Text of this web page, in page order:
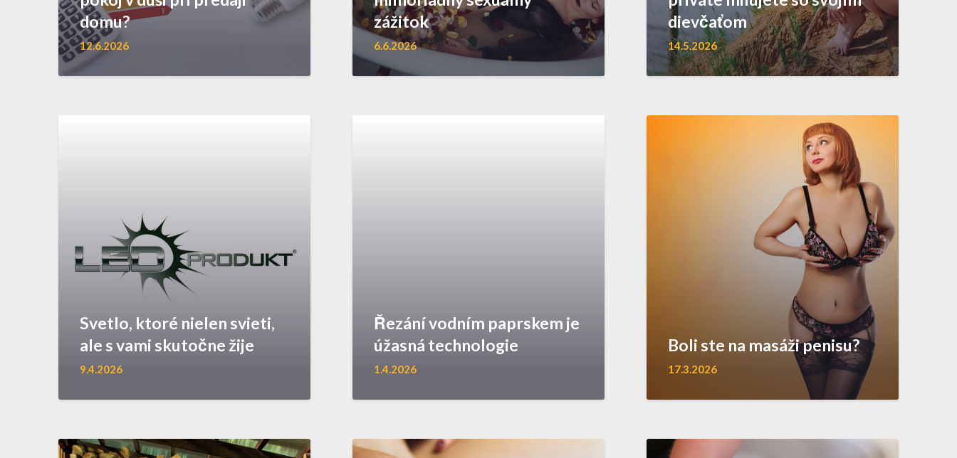
domu?
12.6.2026
zážitok
6.6.2026
dievčaťom
14.5.2026
Svetlo, ktoré nielen svieti,
ale s vami skutočne žije
9.4.2026
Řezání vodním paprskem je
úžasná technologie
1.4.2026
Boli ste na masáži penisu?
17.3.2026